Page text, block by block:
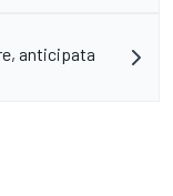
anticipata